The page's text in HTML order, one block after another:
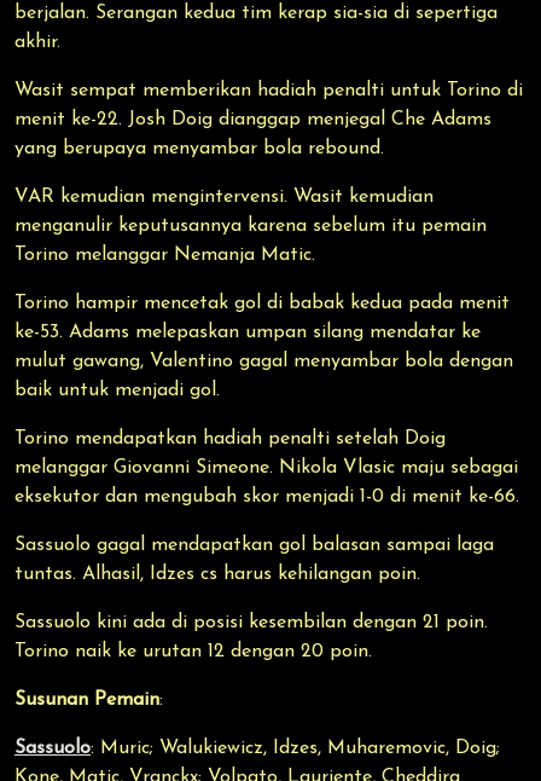
berjalan. Serangan kedua tim kerap sia-sia di sepertiga
akhir.
Wasit sempat memberikan hadiah penalti untuk Torino di
menit ke-22. Josh Doig dianggap menjegal Che Adams
yang berupaya menyambar bola rebound.
VAR kemudian mengintervensi. Wasit kemudian
menganulir keputusannya karena sebelum itu pemain
Torino melanggar Nemanja Matic.
Torino hampir mencetak gol di babak kedua pada menit
ke-53. Adams melepaskan umpan silang mendatar ke
mulut gawang, Valentino gagal menyambar bola dengan
baik untuk menjadi gol.
Torino mendapatkan hadiah penalti setelah Doig
melanggar Giovanni Simeone. Nikola Vlasic maju sebagai
eksekutor dan mengubah skor menjadi 1-0 di menit ke-66.
Sassuolo gagal mendapatkan gol balasan sampai laga
tuntas. Alhasil, Idzes cs harus kehilangan poin.
Sassuolo kini ada di posisi kesembilan dengan 21 poin.
Torino naik ke urutan 12 dengan 20 poin.
Susunan Pemain:
Sassuolo: Muric; Walukiewicz, Idzes, Muharemovic, Doig;